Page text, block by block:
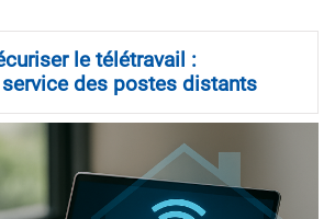
le télétravail :
service des postes distants